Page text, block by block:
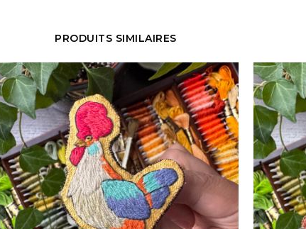
PRODUITS SIMILAIRES